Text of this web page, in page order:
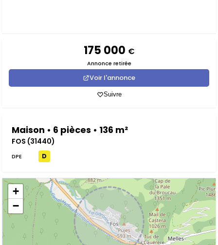
175 000 €
Annonce retirée
Voir l'annonce
Suivre
Maison • 6 pièces • 136 m²
FOS (31440)
DPE D
+
−